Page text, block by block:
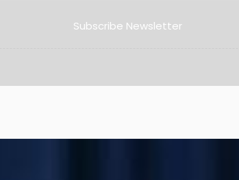
Subscribe Newsletter